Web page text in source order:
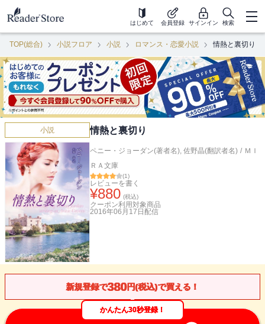
はじめて 会員登録 サインイン 検索
TOP(総合) 小説フロア 小説 ロマンス・恋愛小説 情熱と裏切り
小説 情熱と裏切り
ペニー・ジョーダン(著者名), 佐野晶(翻訳者名) / ＭＩ
ＲＡ文庫
(1)
レビューを書く
¥880 (税込)
クーポン利用対象商品
2016年06月17日 配信
新規登録で380円(税込)で買える！
かんたん30秒登録！